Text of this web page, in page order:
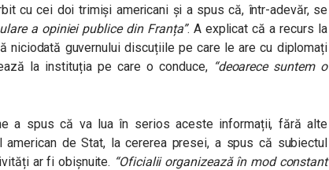
cu cei doi trimiși americani și a spus că, într-adevăr, se
a opiniei publice din Franța”. A explicat că a recurs la
niciodată guvernului discuțiile pe care le are cu diplomați
la instituția pe care o conduce, “deoarece suntem o
a spus că va lua în serios aceste informații, fără alte
american de Stat, la cererea presei, a spus că subiectul
ar fi obișnuite. “Oficialii organizează în mod constant